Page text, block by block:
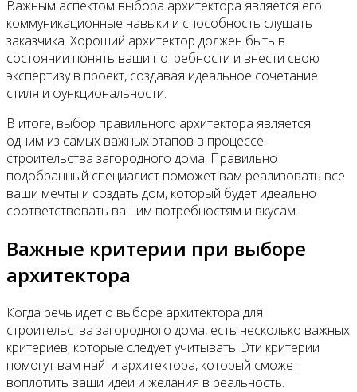
Важным аспектом выбора архитектора является его
коммуникационные навыки и способность слушать
заказчика. Хороший архитектор должен быть в
состоянии понять ваши потребности и внести свою
экспертизу в проект, создавая идеальное сочетание
стиля и функциональности.
В итоге, выбор правильного архитектора является
одним из самых важных этапов в процессе
строительства загородного дома. Правильно
подобранный специалист поможет вам реализовать все
ваши мечты и создать дом, который будет идеально
соответствовать вашим потребностям и вкусам.
Важные критерии при выборе
архитектора
Когда речь идет о выборе архитектора для
строительства загородного дома, есть несколько важных
критериев, которые следует учитывать. Эти критерии
помогут вам найти архитектора, который сможет
воплотить ваши идеи и желания в реальность.